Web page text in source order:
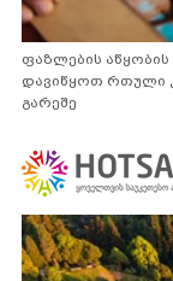
ფაზლების
დავიწყოთ რთული
გარეშე